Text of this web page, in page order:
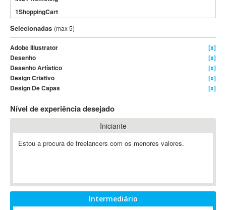
1ShoppingCart
3DS Max
3GSM
4D Dimension
802.11
A&P
A-GPS
A2Billing
AAUS Scientific Diver
ABAP
ABIS
Selecionadas (max 5)
Adobe Illustrator
[x]
Desenho
[x]
Desenho Artístico
[x]
Design Criativo
[x]
Design De Capas
[x]
Nível de experiência desejado
Iniciante
Estou a procura de freelancers com os menores valores.
Intermediário